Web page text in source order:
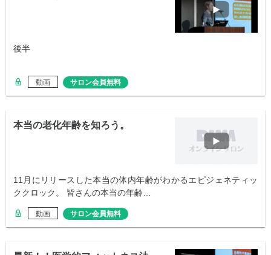
後半
動画 サロン会員無料
本当の老化年齢を知ろう。
11月にリリースした本当の体内年齢がわかるエピジェネティッ
ククロック。 皆さんの本当の年齢…
動画 サロン会員無料